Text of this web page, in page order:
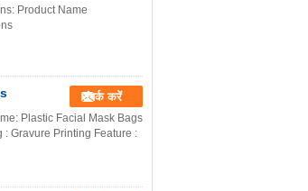
Product Name
संपर्क करें
Plastic Facial Mask Bags
: Gravure Printing Feature :